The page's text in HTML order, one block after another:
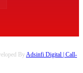
ByAdsinfi Digital | Call-